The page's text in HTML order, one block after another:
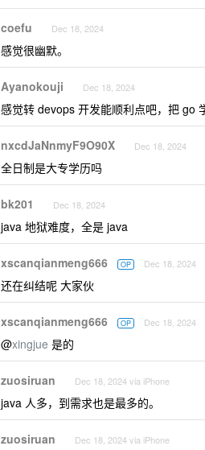
coefu Dec 18, 2024
感觉很幽默。
Ayanokouji Dec 18, 2024
感觉转 devops 开发能顺利点吧，把 go
nxcdJaNnmyF9O90X Dec 18, 2024
全日制是大专学历吗
bk201 Dec 18, 2024
java 地狱难度，全是 java
xscanqianmeng666 OP Dec 18, 2024
还在纠结呢 大家伙
xscanqianmeng666 OP Dec 18, 2024
@xingjue 是的
zuosiruan Dec 18, 2024 via iPhone
java 人多，到需求也是最多的。
zuosiruan Dec 18, 2024 via iPhone